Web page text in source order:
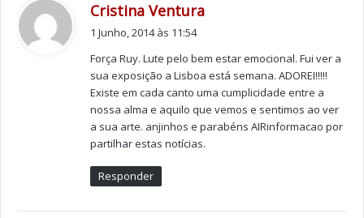
públicas, são portadores de mensagens dos nossos
serviços e, como não tínhamos nenhum embaixador na
área das artes, escolhemos o Ruy Silva, porque há
muito que conhecemos a sua arte e não temos dúvidas
de que passará o testemunho importante a outras
pessoas daquilo que aqui fazemos”, referiu Paulo
Ramos, director da clínica.
Autoestima como prioridade
Cristina Ventura
:
1 Junho, 2014 às 11:54
Força Ruy. Lute pelo bem estar emocional. Fui ver a
sua exposição a Lisboa está semana. ADOREI!!!!!
Existe em cada canto uma cumplicidade entre a
nossa alma e aquilo que vemos e sentimos ao ver
a sua arte. anjinhos e parabéns AIRinformacao por
partilhar estas notícias.
Responder